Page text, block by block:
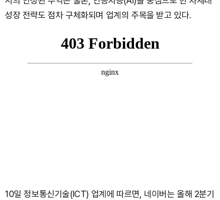
성장 전략도 점차 구체화되며 업계의 주목을 받고 있다.
10일 정보통신기술(ICT) 업계에 따르면, 네이버는 올해 2분기